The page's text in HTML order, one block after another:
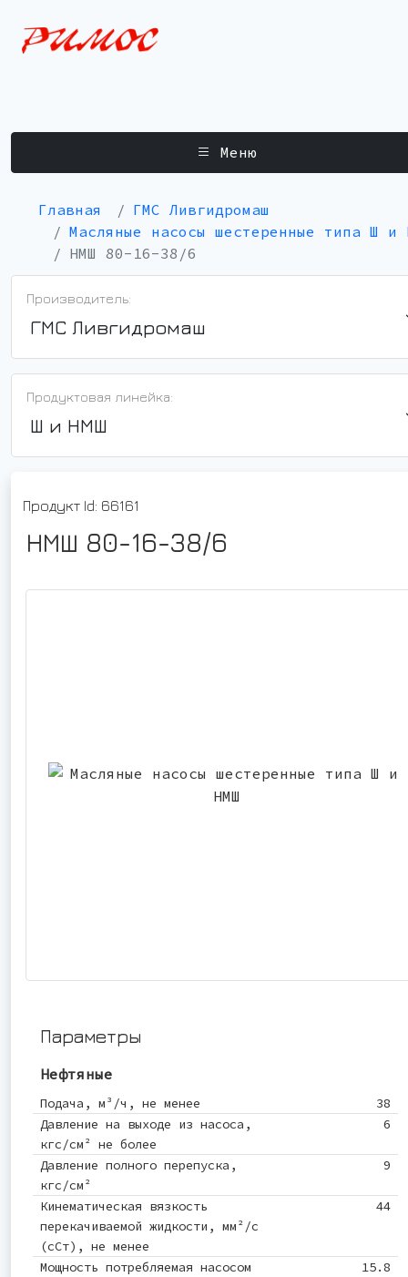
Меню
Главная
ГМС Ливгидромаш
Масляные насосы шестеренные типа Ш и
НМШ 80-16-38/6
Производитель:
ГМС Ливгидромаш
Продуктовая линейка:
Ш и НМШ
Продукт Id: 66161
НМШ 80-16-38/6
Параметры
Нефтяные
Подача, м³/ч, не менее
38
Давление на выходе из насоса,
кгс/см² не более
6
Давление полного перепуска,
кгс/см²
9
Кинематическая вязкость
перекачиваемой жидкости, мм²/с
(сСт), не менее
44
Мощность потребляемая насосом
15.8